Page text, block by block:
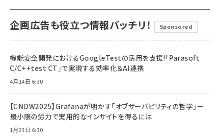
企画広告も役立つ情報バッチリ！ Sponsored
機能安全開発におけるGoogleTestの活用を支援!「Parasoft
C/C++test CT」で実現する効率化＆AI連携
4月14日 6:30
【CNDW2025】Grafanaが明かす「オブザーバビリティの哲学」ー
最小限の労力で実用的なインサイトを得るには
1月23日 6:30